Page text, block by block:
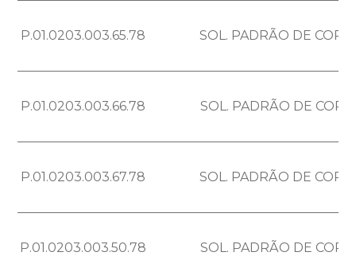
P.01.0203.003.65.78 SOL. PADRÃO DE COR
P.01.0203.003.66.78 SOL. PADRÃO DE COR
P.01.0203.003.67.78 SOL. PADRÃO DE COR
P.01.0203.003.50.78 SOL. PADRÃO DE COR